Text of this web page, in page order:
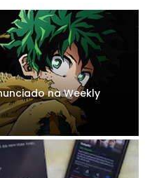
na Weekly